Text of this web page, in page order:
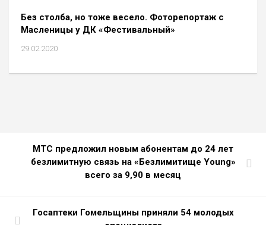
Без столба, но тоже весело. Фоторепортаж с
Масленицы у ДК «Фестивальный»
29.02.2020
МТС предложил новым абонентам до 24 лет
безлимитную связь на «Безлимитище Young»
всего за 9,90 в месяц
Госаптеки Гомельщины приняли 54 молодых